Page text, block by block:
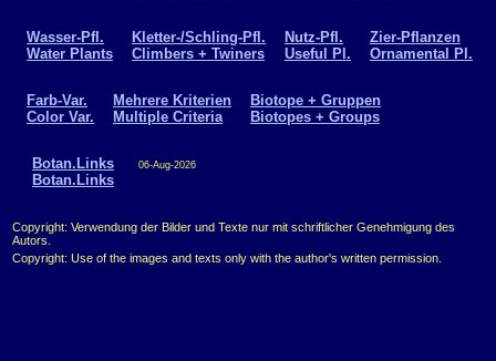
Wasser-Pfl.
Water Plants
Kletter-/Schling-Pfl.
Climbers + Twiners
Nutz-Pfl.
Useful Pl.
Zier-Pflanzen
Ornamental Pl.
Farb-Var.
Color Var.
Mehrere Kriterien
Multiple Criteria
Biotope + Gruppen
Biotopes + Groups
Botan.Links
Botan.Links
06-Aug-2026
Copyright: Verwendung der Bilder und Texte nur mit schriftlicher Genehmigung des
Autors.
Copyright: Use of the images and texts only with the author's written permission.